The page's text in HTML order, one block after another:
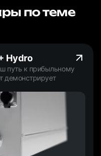
по теме
Hydro
путь к прибыльному
демонстрирует